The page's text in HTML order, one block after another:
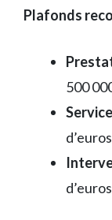
Plafonds
500
d’euros
d’euros